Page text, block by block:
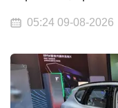
05:24 09-08-2026